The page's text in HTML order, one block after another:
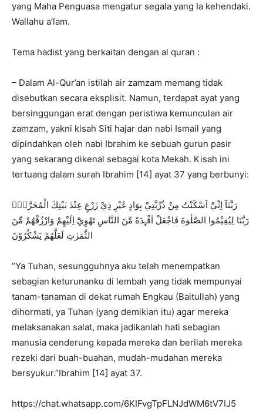
yang Maha Penguasa mengatur segala yang Ia kehendaki.
Wallahu a’lam.
Tema hadist yang berkaitan dengan al quran :
– Dalam Al-Qur’an istilah air zamzam memang tidak
disebutkan secara eksplisit. Namun, terdapat ayat yang
bersinggungan erat dengan peristiwa kemunculan air
zamzam, yakni kisah Siti hajar dan nabi Ismail yang
dipindahkan oleh nabi Ibrahim ke sebuah gurun pasir
yang sekarang dikenal sebagai kota Mekah. Kisah ini
tertuang dalam surah Ibrahim [14] ayat 37 yang berbunyi:
رَبَّنَآ اِنِّيْٓ اَسْكَنْتُ مِنْ ذُرِّيَّتِيْ بِوَادٍ غَيْرِ ذِيْ زَرْعٍ عِنْدَ بَيْتِكَ الْمُحَرَّمِۙ
رَبَّنَا لِيُقِيْمُوا الصَّلٰوةَ فَاجْعَلْ اَفْـِٕدَةً مِّنَ النَّاسِ تَهْوِيْٓ اِلَيْهِمْ وَارْزُقْهُمْ مِّنَ
الثَّمَرٰتِ لَعَلَّهُمْ يَشْكُرُوْنَ
“Ya Tuhan, sesungguhnya aku telah menempatkan
sebagian keturunanku di lembah yang tidak mempunyai
tanam-tanaman di dekat rumah Engkau (Baitullah) yang
dihormati, ya Tuhan (yang demikian itu) agar mereka
melaksanakan salat, maka jadikanlah hati sebagian
manusia cenderung kepada mereka dan berilah mereka
rezeki dari buah-buahan, mudah-mudahan mereka
bersyukur.”Ibrahim [14] ayat 37.
https://chat.whatsapp.com/6KIFvgTpFLNJdWM6tV7IJ5